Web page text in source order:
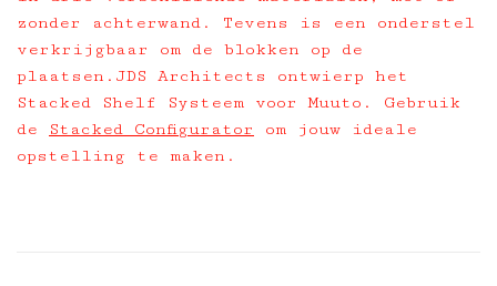
zonder achterwand. Tevens is een onderstel
verkrijgbaar om de blokken op de
plaatsen.JDS Architects ontwierp het
Stacked Shelf Systeem voor Muuto. Gebruik
de
Stacked Configurator
om jouw ideale
opstelling te maken.